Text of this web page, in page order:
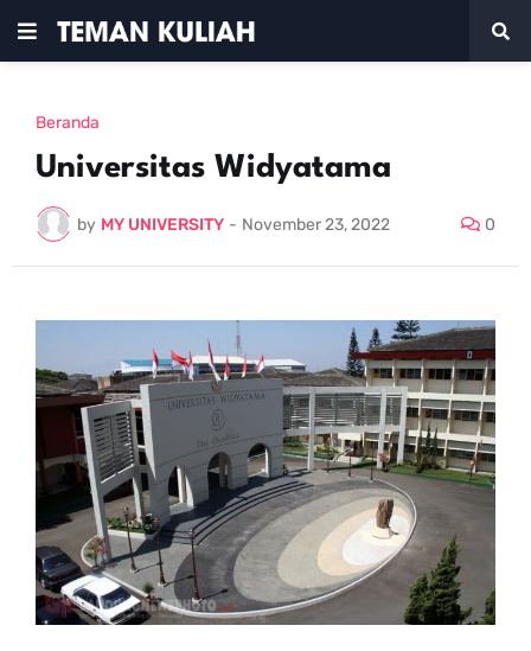
Beranda
Universitas Widyatama
by MY UNIVERSITY - November 23, 2022 0